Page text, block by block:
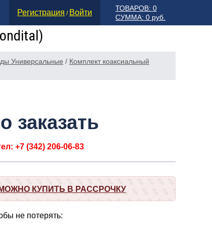
ТОВАРОВ: 0
СУММА: 0 руб.
Регистрация / Войти
Универсальные / Комплект коаксиальный
заказать
+7 (342) 206-06-83
МОЖНО КУПИТЬ В РАССРОЧКУ
не потерять: